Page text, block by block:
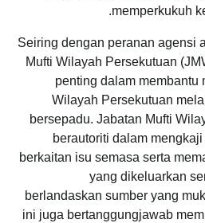
memperkukuh
Seiring dengan peranan agensi
Mufti Wilayah Persekutuan
penting dalam membantu
Wilayah Persekutuan
bersepadu. Jabatan Mufti
berautoriti dalam
berkaitan isu semasa serta
yang dikeluarkan
berlandaskan sumber yang
ini juga bertanggungjawab